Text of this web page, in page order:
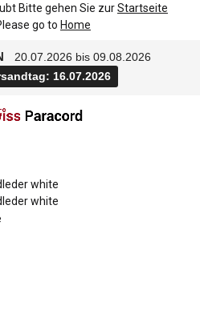
Bitte gehen Sie zurStartseite
go to Home
20.07.2026 bis 09.08.2026
16.07.2026